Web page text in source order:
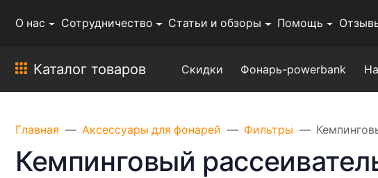
О нас Сотрудничество Статьи и обзоры Помощь
Каталог товаров Скидки Фонарь-powerbank
Главная Аксессуары для фонарей Фильтры
Кемпинговый